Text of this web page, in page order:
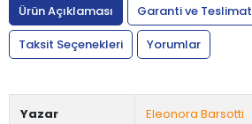
Ürün Açıklaması
Garanti ve Teslimat
Taksit Seçenekleri
Yorumlar
Yazar Eleonora Barsotti